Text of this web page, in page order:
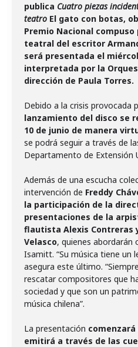
publica Cuatro piezas
teatro El gato con botas,
Premio Nacional
teatral del escritor
será presentada el
interpretada por la
dirección de Paula Torres.
Debido a la crisis provocada
lanzamiento del disco se
10 de junio de manera
se podrá seguir a través de
Departamento de Extensión
Además de una escucha
intervención de Freddy
la participación de la
presentaciones de la
flautista Alexis Contreras
Velasco, quienes abordarán
Isamitt. “Su música tiene un
asegura este último.
rescatar compositores que
sociedad y que son un
música chilena”.
La presentación comenzará
emitirá a través de las